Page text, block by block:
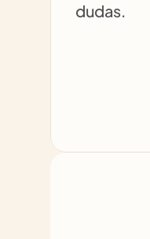
dudas.